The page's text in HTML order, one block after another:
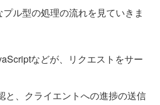
ル型の処理の流れを見ていきま
などが、リクエストをサー
と、クライエントへの進捗の送信